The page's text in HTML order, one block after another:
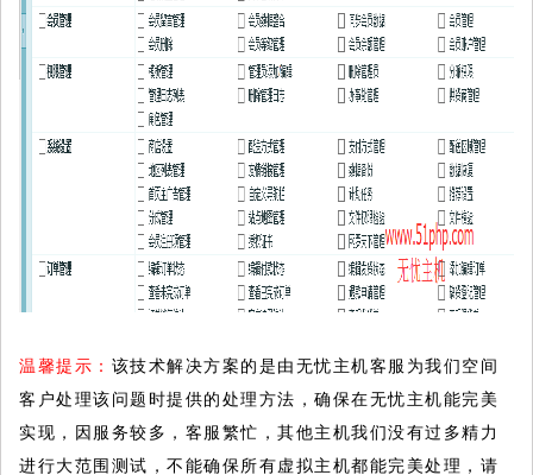
温馨提示： 该技术解决方案的是由无忧主机客服为我们空间
客户处理该问题时提供的处理方法，确保在无忧主机能完美
实现，因服务较多，客服繁忙，其他主机我们没有过多精力
进行大范围测试，不能确保所有虚拟主机都能完美处理，请